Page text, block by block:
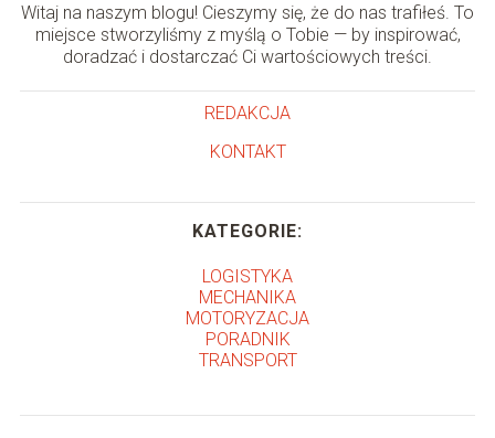
Witaj na naszym blogu! Cieszymy się, że do nas trafiłeś. To
miejsce stworzyliśmy z myślą o Tobie — by inspirować,
doradzać i dostarczać Ci wartościowych treści.
REDAKCJA
KONTAKT
KATEGORIE:
LOGISTYKA
MECHANIKA
MOTORYZACJA
PORADNIK
TRANSPORT